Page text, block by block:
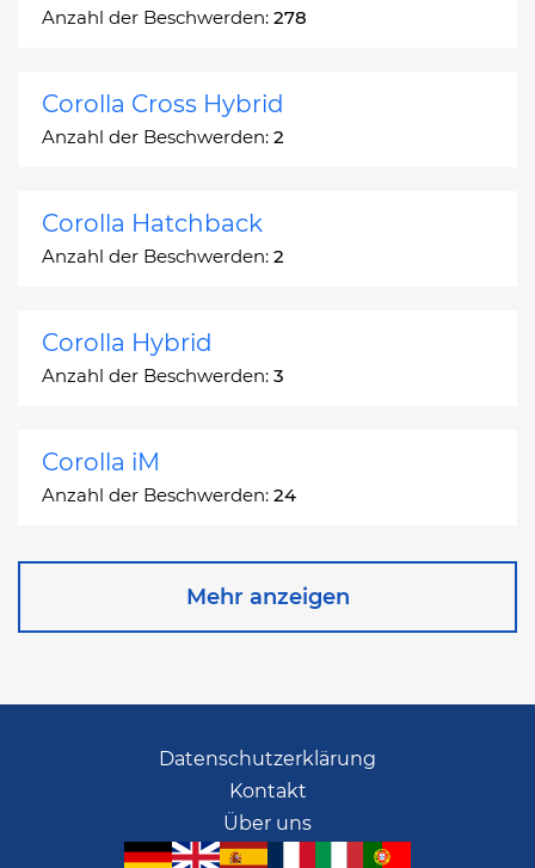
Anzahl der Beschwerden: 278
Corolla Cross Hybrid
Anzahl der Beschwerden: 2
Corolla Hatchback
Anzahl der Beschwerden: 2
Corolla Hybrid
Anzahl der Beschwerden: 3
Corolla iM
Anzahl der Beschwerden: 24
Corona Station Wagon
Anzahl der Beschwerden:
Mehr anzeigen
Datenschutzerklärung
Kontakt
Über uns